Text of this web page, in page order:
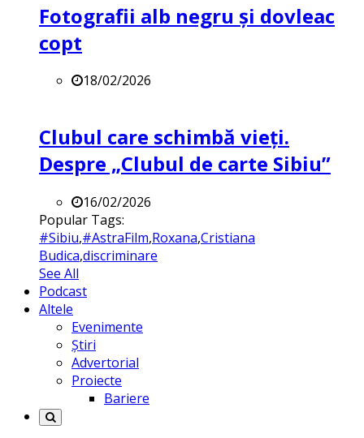
Fotografii alb negru și dovleac
copt
18/02/2026
Clubul care schimbă vieți.
Despre „Clubul de carte Sibiu”
16/02/2026
Popular Tags:
#Sibiu,#AstraFilm,Roxana,Cristiana
Budica,discriminare
See All
Podcast
Altele
Evenimente
Știri
Advertorial
Proiecte
Bariere